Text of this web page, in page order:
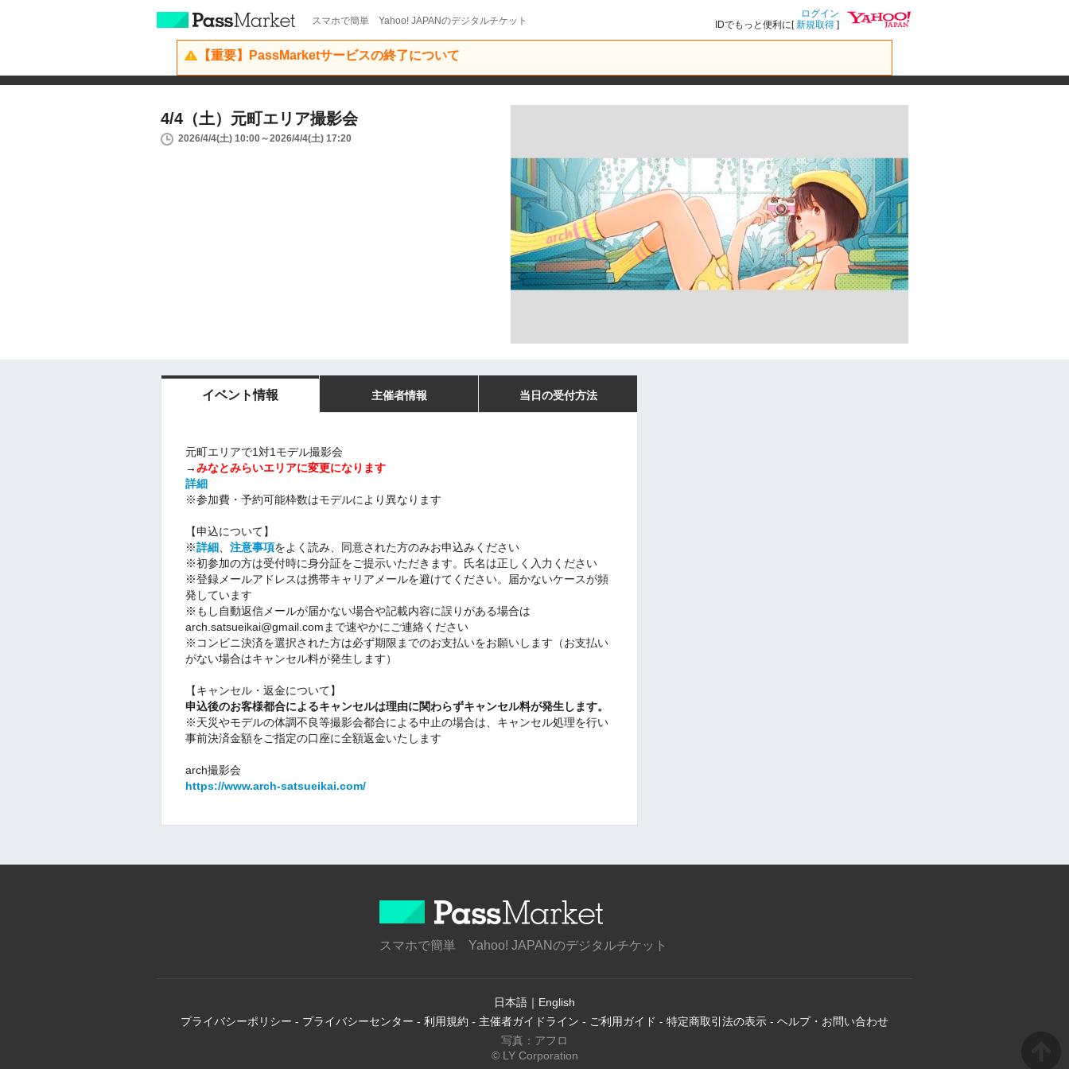
スマホで簡単 Yahoo! JAPANのデジタルチケット
ログイン
IDでもっと便利に[新規取得 ]
【重要】PassMarketサービスの終了について
4/4（土）元町エリア撮影会
2026/4/4(土) 10:00～2026/4/4(土) 17:20
イベント情報 主催者情報 当日の受付方法
元町エリアで1対1モデル撮影会
→みなとみらいエリアに変更になります
詳細
※参加費・予約可能枠数はモデルにより異なります
【申込について】
※詳細 注意事項をよく読み、同意された方のみお申込みください
※初参加の方は受付時に身分証をご提示いただきます。氏名は正しく入力ください
※登録メールアドレスは携帯キャリアメールを避けてください。届かないケースが頻
発しています
※もし自動返信メールが届かない場合や記載内容に誤りがある場合は
arch.satsueikai@gmail.com まで速やかにご連絡ください
※コンビニ決済を選択された方は必ず期限までのお支払いをお願いします（お支払い
がない場合はキャンセル料が発生します）
【キャンセル・返金について】
申込後のお客様都合によるキャンセルは理由に関わらずキャンセル料が発生します。
※天災やモデルの体調不良等撮影会都合による中止の場合は、キャンセル処理を行い
事前決済金額をご指定の口座に全額返金いたします
arch撮影会
https://www.arch-satsueikai.com/
スマホで簡単 Yahoo! JAPANのデジタルチケット
日本語 ｜ English
プライバシーポリシー - プライバシーセンター - 利用規約 - 主催者ガイドライン - ご利用ガイド - 特定商取引法の表示 - ヘルプ・お問い合わせ
写真：アフロ
© LY Corporation